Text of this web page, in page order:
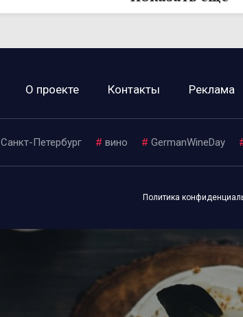
О проекте Контакты Реклама
Санкт-Петербург # вино # GermanWineDay
Политика